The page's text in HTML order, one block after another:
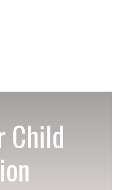
Child